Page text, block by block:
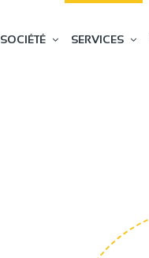
SOCIÉTÉ SERVICES